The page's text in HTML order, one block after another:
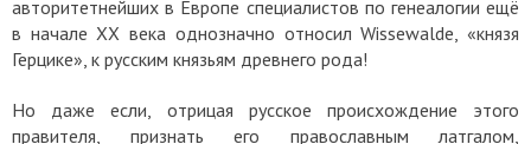
авторитетнейших в Европе специалистов по генеалогии ещё
в начале XX века однозначно относил Wissewalde, «князя
Герцике», к русским князьям древнего рода!
Но даже если, отрицая русское происхождение этого
правителя, признать его православным латгалом,